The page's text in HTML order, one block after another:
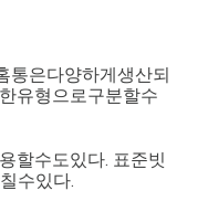
통은다양하게생산되
유형으로구분할수
할수도있다. 표준빗
수있다.